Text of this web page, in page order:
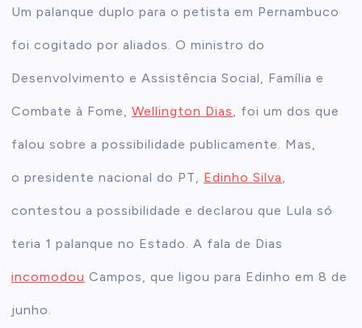
Um palanque duplo para o petista em Pernambuco
foi cogitado por aliados. O ministro do
Desenvolvimento e Assistência Social, Família e
Combate à Fome,Wellington Dias, foi um dos que
falou sobre a possibilidade publicamente. Mas,
opresidente nacional do PT, Edinho Silva,
contestou a possibilidade e declarou que Lula só
teria 1 palanque no Estado.A fala de Dias
incomodou Campos, que ligou para Edinho em 8 de
junho.